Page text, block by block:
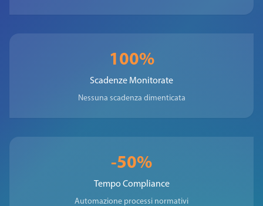
100%
Scadenze Monitorate
Nessuna scadenza dimenticata
-50%
Tempo Compliance
Automazione processi normativi